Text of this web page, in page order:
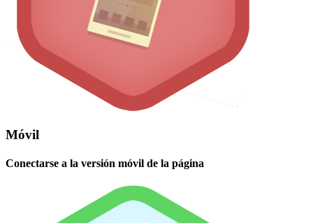
Móvil
Conectarse a la versión móvil de la página